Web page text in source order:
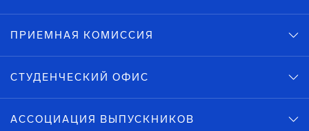
ПРИЕМНАЯ КОМИССИЯ
СТУДЕНЧЕСКИЙ ОФИС
АССОЦИАЦИЯ ВЫПУСКНИКОВ